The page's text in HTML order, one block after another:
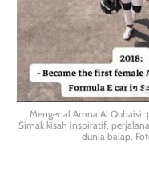
Mengenal Amna Al
Simak kisah inspiratif,
dunia balap.